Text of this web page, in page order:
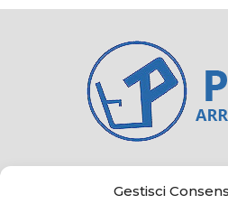
Gestisci
Credits Privacy